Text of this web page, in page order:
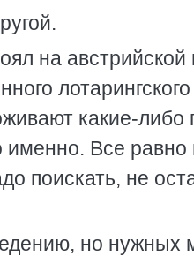
на
какие-либо
именно. Все
поискать, не
но нужных